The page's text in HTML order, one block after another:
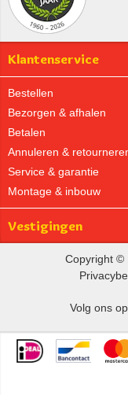
Klantenservice
Bestellen
Bezorgen & afhalen
Betalen
Annuleren &
Service & garantie
Montage & inbouw
Vestigingen
Copyright ©
Volg ons